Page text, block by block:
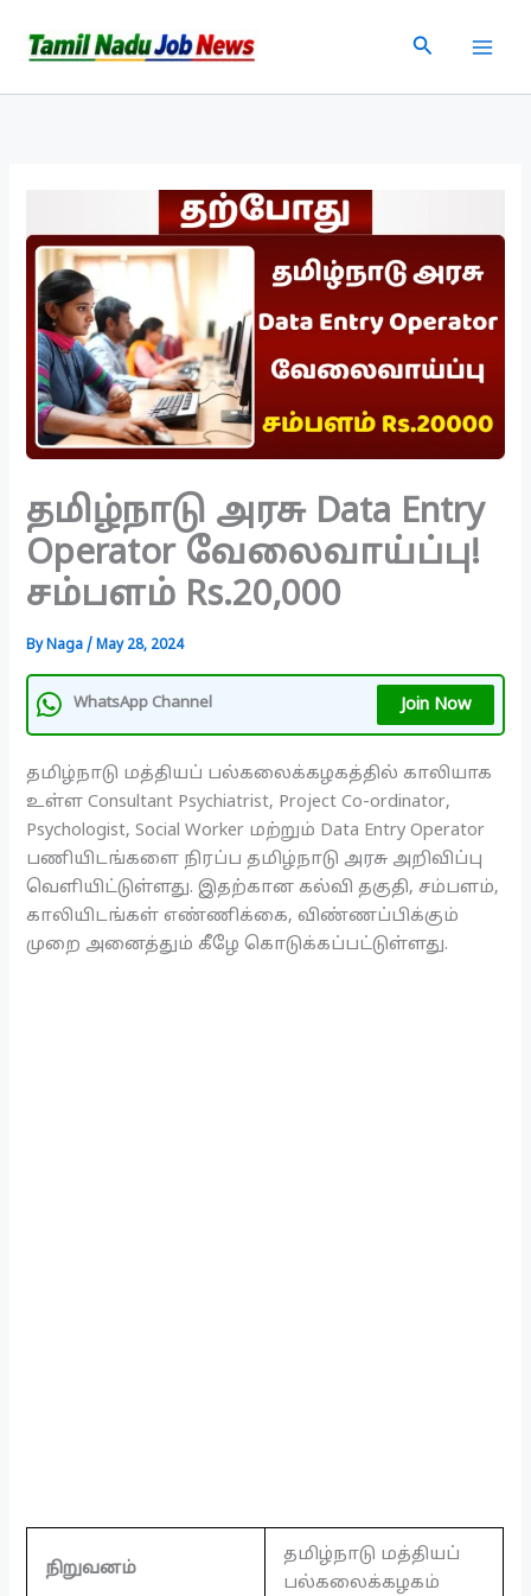
Search
தமிழ்நாடு அரசு Data Entry
Operator வேலைவாய்ப்பு!
சம்பளம் Rs.20,000
ByNaga/May 28, 2024
WhatsApp Channel Join Now
தமிழ்நாடு மத்தியப் பல்கலைக்கழகத்தில் காலியாக
உள்ள Consultant Psychiatrist, Project Co-ordinator,
Psychologist, Social Worker மற்றும் Data Entry Operator
பணியிடங்களை நிரப்ப தமிழ்நாடு அரசு அறிவிப்பு
வெளியிட்டுள்ளது. இதற்கான கல்வி தகுதி, சம்பளம்,
காலியிடங்கள் எண்ணிக்கை, விண்ணப்பிக்கும்
முறை அனைத்தும் கீழே கொடுக்கப்பட்டுள்ளது.
நிறுவனம்
தமிழ்நாடு மத்தியப்
பல்கலைக்கழகம்